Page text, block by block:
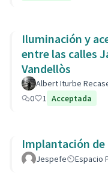
Iluminación y
entre las calles
Vandellòs
Albert Iturbe
0
1 Acceptada
Implantación
Jespefe Espacio